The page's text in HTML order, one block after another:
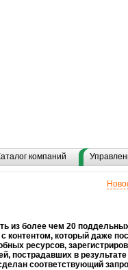
компаний
из более чем 20
который даже
ресурсов,
пострадавших в
соответствующий